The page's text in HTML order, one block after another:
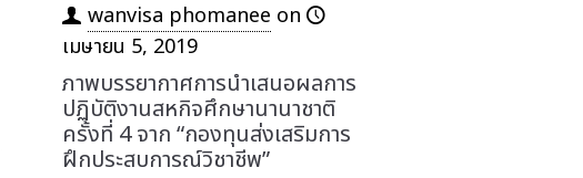
wanvisa phomanee on
เมษายน 5, 2019
ภาพบรรยากาศการนำเสนอผลการ
ปฏิบัติงานสหกิจศึกษานานาชาติ
ครั้งที่ 4 จาก “กองทุนส่งเสริมการ
ฝึกประสบการณ์วิชาชีพ”